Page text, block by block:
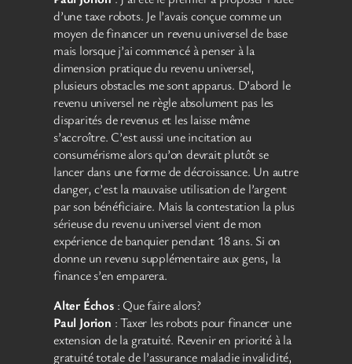
d’une taxe robots. Je l’avais conçue comme un
moyen de financer un revenu universel de base
mais lorsque j’ai commencé à penser à la
dimension pratique du revenu universel,
plusieurs obstacles me sont apparus. D’abord le
revenu universel ne règle absolument pas les
disparités de revenus et les laisse même
s’accroître. C’est aussi une incitation au
consumérisme alors qu’on devrait plutôt se
lancer dans une forme de décroissance. Un autre
danger, c’est la mauvaise utilisation de l’argent
par son bénéficiaire. Mais la contestation la plus
sérieuse du revenu universel vient de mon
expérience de banquier pendant 18 ans. Si on
donne un revenu supplémentaire aux gens, la
finance s’en emparera.
Alter Échos : Que faire alors?
Paul Jorion : Taxer les robots pour financer une
extension de la gratuité. Revenir en priorité à la
gratuité totale de l’assurance maladie invalidité,